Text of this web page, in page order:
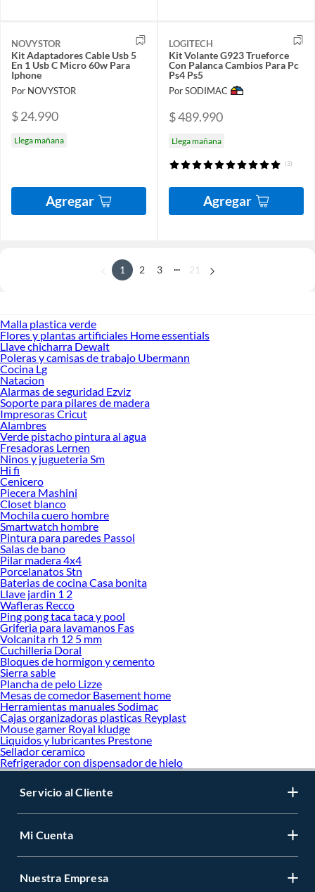
NOVYSTOR
Kit Adaptadores Cable Usb 5
En 1 Usb C Micro 60w Para
Iphone
Por NOVYSTOR
$ 24.990
Llega mañana
Agregar
LOGITECH
Kit Volante G923 Trueforce
Con Palanca Cambios Para Pc
Ps4 Ps5
Por SODIMAC
$ 489.990
Llega mañana
(3)
Agregar
1 2 3 ... 21
Malla plastica verde
Flores y plantas artificiales Home essentials
Llave chicharra Dewalt
Poleras y camisas de trabajo Ubermann
Cocina Lg
Natacion
Alarmas de seguridad Ezviz
Soporte para pilares de madera
Impresoras Cricut
Alambres
Verde pistacho pintura al agua
Fresadoras Lernen
Ninos y jugueteria Sm
Hi fi
Cenicero
Piecera Mashini
Closet blanco
Mochila cuero hombre
Smartwatch hombre
Pintura para paredes Passol
Salas de bano
Pilar madera 4x4
Porcelanatos Stn
Baterias de cocina Casa bonita
Llave jardin 1 2
Wafleras Recco
Ping pong taca taca y pool
Griferia para lavamanos Fas
Volcanita rh 12 5 mm
Cuchilleria Doral
Bloques de hormigon y cemento
Sierra sable
Plancha de pelo Lizze
Mesas de comedor Basement home
Herramientas manuales Sodimac
Cajas organizadoras plasticas Reyplast
Mouse gamer Royal kludge
Liquidos y lubricantes Prestone
Sellador ceramico
Refrigerador con dispensador de hielo
Servicio al Cliente
Mi Cuenta
Nuestra Empresa